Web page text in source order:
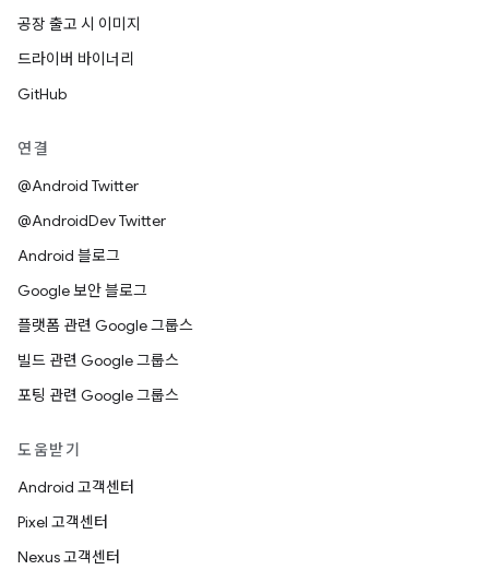
공장 출고 시 이미지
드라이버 바이너리
GitHub
연결
@Android Twitter
@AndroidDev Twitter
Android 블로그
Google 보안 블로그
플랫폼 관련 Google 그룹스
빌드 관련 Google 그룹스
포팅 관련 Google 그룹스
도움받기
Android 고객센터
Pixel 고객센터
Nexus 고객센터